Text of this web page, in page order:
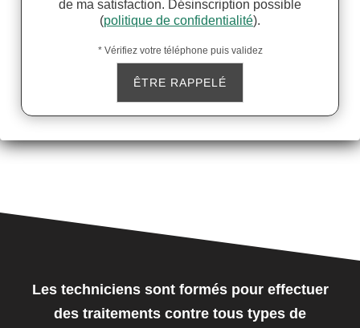
de ma satisfaction. Désinscription possible
(politique de confidentialité).
* Vérifiez votre téléphone puis validez
Les techniciens sont formés pour effectuer
des traitements contre tous types de